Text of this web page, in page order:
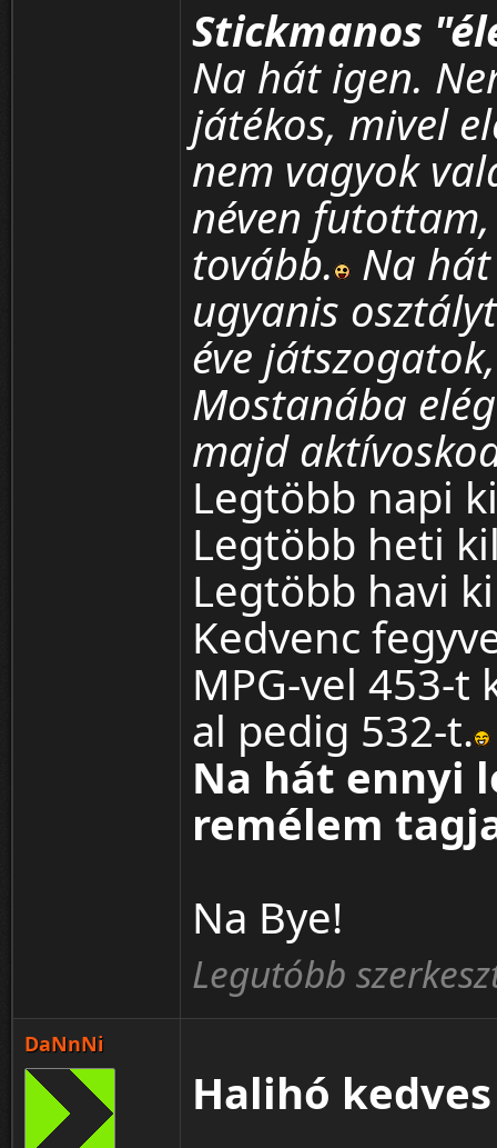
Stickmanos
Na hát igen.
játékos, mivel
nem vagyok
néven
tovább. Na
ugyanis
éve
Mostanába
majd
Legtöbb napi
Legtöbb heti
Legtöbb havi
Kedvenc
MPG-vel 453-
al pedig 532-t.
Na hát ennyi
remélem
Na Bye!
Legutóbb
DaNnNi
Halihó